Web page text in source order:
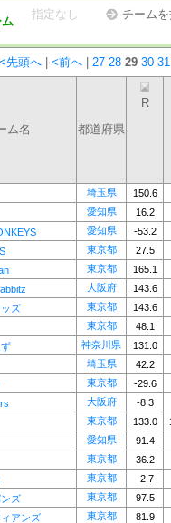
指定なし チーム
先頭へ <前へ 27 28 29 30 31
ム名 都道府県
R
埼玉県
150.6
愛知県
16.2
愛知県
-53.2
東京都
27.5
東京都
165.1
大阪府
143.6
ズ 東京都
143.6
東京都
48.1
神奈川県
131.0
埼玉県
42.2
東京都
-29.6
大阪府
-8.3
東京都 133.0
愛知県
91.4
東京都
36.2
東京都
-2.7
ズ 東京都
97.5
アンズ 東京都
81.9